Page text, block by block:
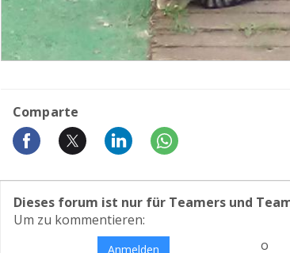
Comparte
Dieses forum ist nur für Teamers und
Um zu kommentieren:
Anmelden o